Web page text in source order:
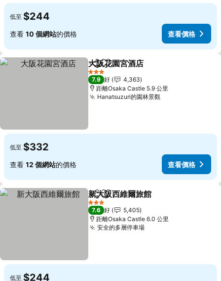
低至 $244
查看 10 個網站的價格 查看價格
分享 放到收藏夾
大阪花園宮酒店
3 星級
7.9 好
4,363
距離Osaka Castle 5.9 公里
Hanatsuzuri的園林景觀
低至 $332
查看 12 個網站的價格 查看價格
分享 放到收藏夾
新大阪西維爾旅館
3 星級
7.6 好
5,405
距離Osaka Castle 6.0 公里
安全的多層停車場
低至 $244